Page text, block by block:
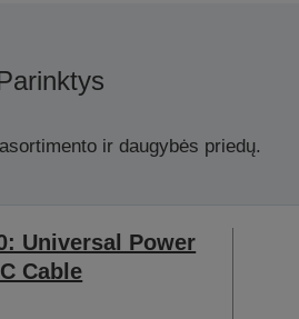
ir daugybės priedų.
Universal Power
Cable